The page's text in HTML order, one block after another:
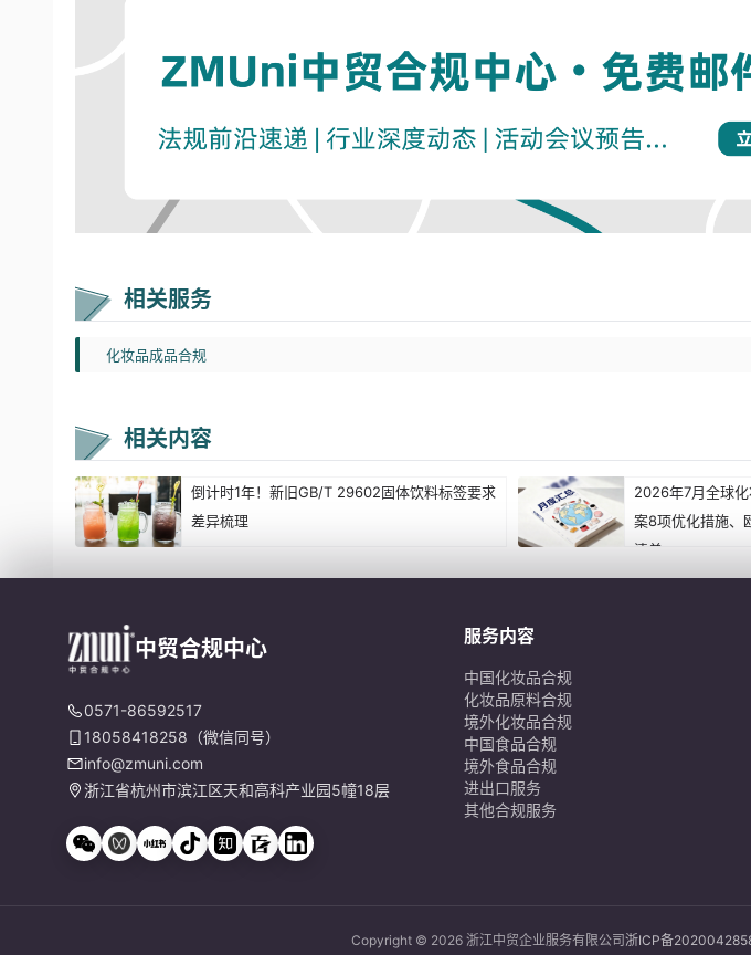
相关服务
化妆品成品合规
相关内容
倒计时1年！新旧GB/T 29602固体饮料标签要求
差异梳理
2026年7月全球
案8项优化措施、
清单...
中贸合规中心
0571-86592517
18058418258（微信同号）
info@zmuni.com
浙江省杭州市滨江区天和高科产业园5幢18层
服务内容
中国化妆品合规
化妆品原料合规
境外化妆品合规
中国食品合规
境外食品合规
进出口服务
其他合规服务
Copyright © 2026 浙江中贸企业服务有限公司浙ICP备